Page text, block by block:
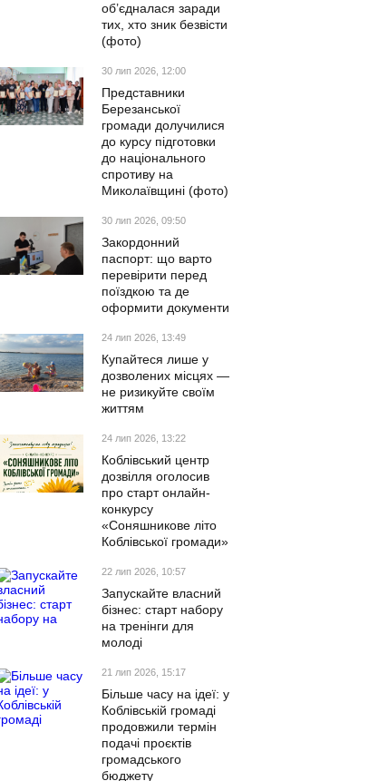
об’єдналася заради
тих, хто зник безвісти
(фото)
30 лип 2026, 12:00
Представники
Березанської
громади долучилися
до курсу підготовки
до національного
спротиву на
Миколаївщині (фото)
30 лип 2026, 09:50
Закордонний
паспорт: що варто
перевірити перед
поїздкою та де
оформити документи
24 лип 2026, 13:49
Купайтеся лише у
дозволених місцях —
не ризикуйте своїм
життям
24 лип 2026, 13:22
Коблівський центр
дозвілля оголосив
про старт онлайн-
конкурсу
«Соняшникове літо
Коблівської громади»
22 лип 2026, 10:57
Запускайте власний
бізнес: старт набору
на тренінги для
молоді
21 лип 2026, 15:17
Більше часу на ідеї: у
Коблівській громаді
продовжили термін
подачі проєктів
громадського
бюджету